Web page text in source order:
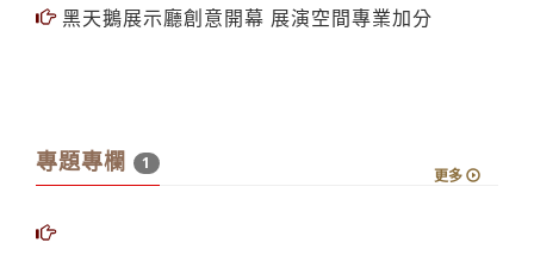
黑天鵝展示廳創意開幕 展演空間專業加分
專題專欄 1
更多